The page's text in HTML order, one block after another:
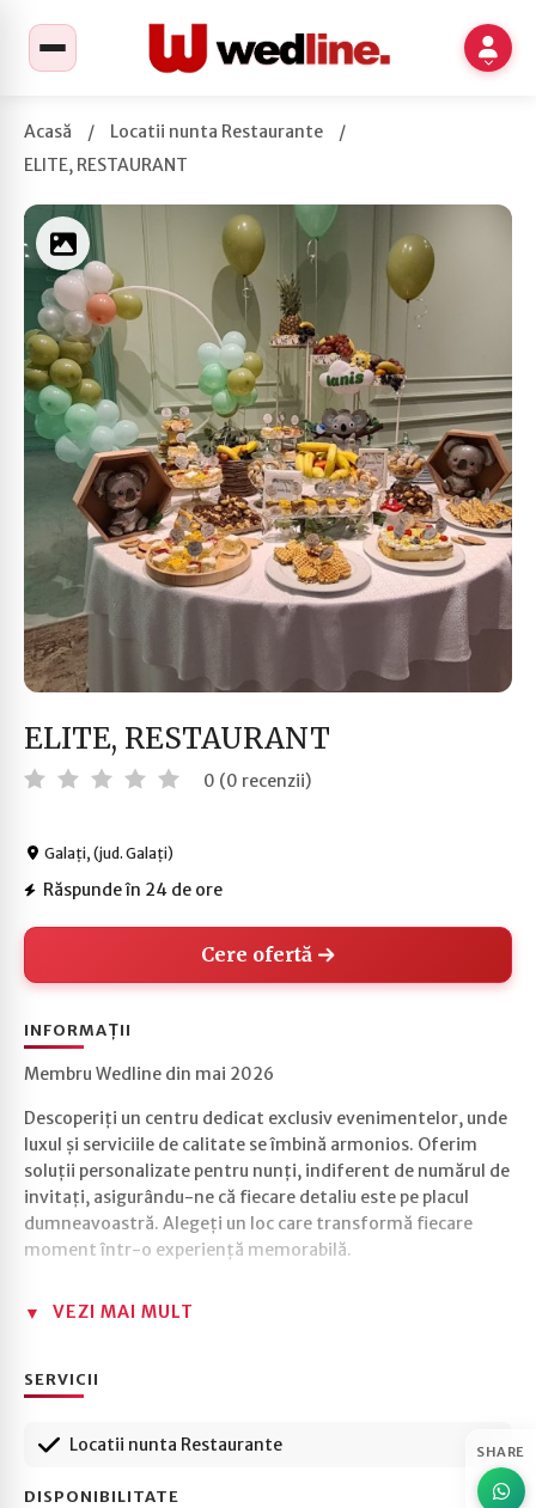
SHARE
Acasă / Locatii nunta Restaurante
/
ELITE, RESTAURANT
ELITE, RESTAURANT
0 (0 recenzii)
Galați, (jud. Galați)
Răspunde în 24 de ore
Cere ofertă
INFORMAȚII
Membru Wedline din mai 2026
Descoperiți un centru dedicat exclusiv evenimentelor, unde
luxul și serviciile de calitate se îmbină armonios. Oferim
soluții personalizate pentru nunți, indiferent de numărul de
invitați, asigurându-ne că fiecare detaliu este pe placul
dumneavoastră. Alegeți un loc care transformă fiecare
moment într-o experiență memorabilă.
VEZI MAI MULT
SERVICII
Locatii nunta Restaurante
DISPONIBILITATE